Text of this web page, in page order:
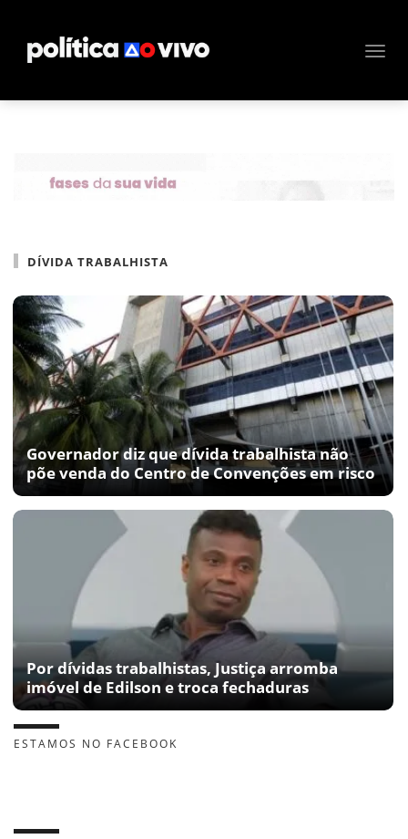
DÍVIDA TRABALHISTA
Governador diz que dívida trabalhista não
põe venda do Centro de Convenções em risco
Por dívidas trabalhistas, Justiça arromba
imóvel de Edilson e troca fechaduras
ESTAMOS NO FACEBOOK